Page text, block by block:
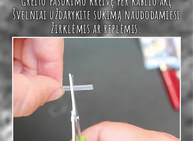
švelniaiuždarykite sukimą naudodamiesi
žirklėmisar replėmis.